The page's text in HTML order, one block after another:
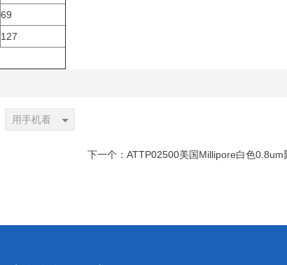
69
127
用手机看
下一个： ATTP02500美国Millipore白色